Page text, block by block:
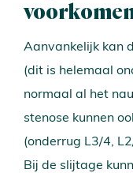
Aanvankelijk kan
(dit is helemaal
normaal al het
stenose kunnen
(onderrug L3/4,
Bij de slijtage